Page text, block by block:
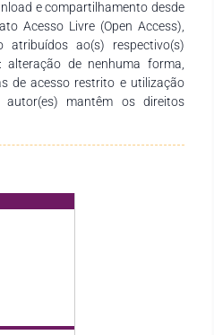
e compartilhamento desde
Acesso Livre (Open Access),
ao(s) respectivo(s)
de nenhuma forma,
de acesso restrito e utilização
autor(es) mantêm os direitos